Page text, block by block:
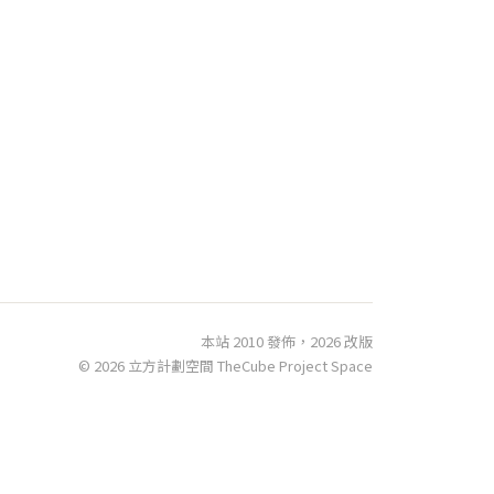
本站 2010 發佈，2026 改版
© 2026 立方計劃空間 TheCube Project Space